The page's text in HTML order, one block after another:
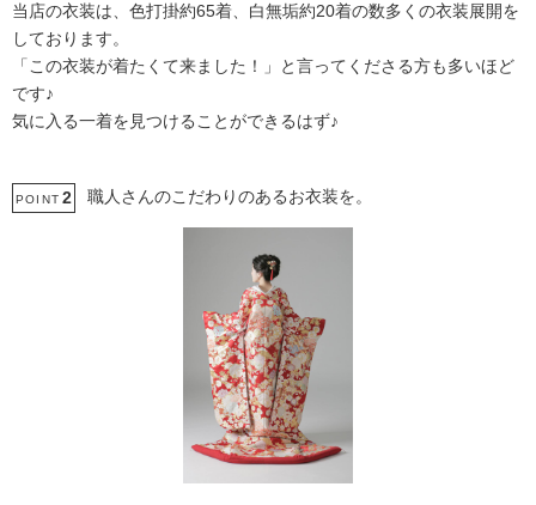
当店の衣装は、色打掛約65着、白無垢約20着の数多くの衣装展開を
しております。
「この衣装が着たくて来ました！」と言ってくださる方も多いほど
です♪
気に入る一着を見つけることができるはず♪
POINT 2 職人さんのこだわりのあるお衣装を。